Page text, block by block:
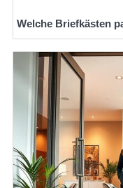
Welche Briefkästen